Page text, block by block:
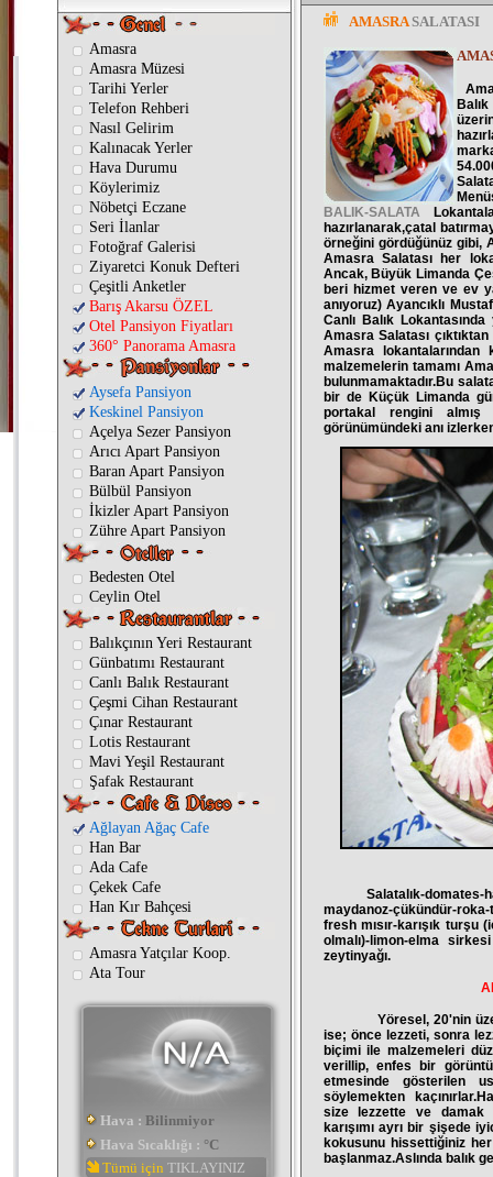
Amasra
Amasra Müzesi
Tarihi Yerler
Telefon Rehberi
Nasıl Gelirim
Kalınacak Yerler
Hava Durumu
Köylerimiz
Nöbetçi Eczane
Seri İlanlar
Fotoğraf Galerisi
Ziyaretci Konuk Defteri
Çeşitli Anketler
Barış Akarsu ÖZEL
Otel Pansiyon Fiyatları
360° Panorama Amasra
Aysefa Pansiyon
Keskinel Pansiyon
Açelya Sezer Pansiyon
Arıcı Apart Pansiyon
Baran Apart Pansiyon
Bülbül Pansiyon
İkizler Apart Pansiyon
Zühre Apart Pansiyon
Bedesten Otel
Ceylin Otel
Balıkçının Yeri Restaurant
Günbatımı Restaurant
Canlı Balık Restaurant
Çeşmi Cihan Restaurant
Çınar Restaurant
Lotis Restaurant
Mavi Yeşil Restaurant
Şafak Restaurant
Ağlayan Ağaç Cafe
Han Bar
Ada Cafe
Çekek Cafe
Han Kır Bahçesi
Amasra Yatçılar Koop.
Ata Tour
Hava : Bilinmiyor
Hava Sıcaklığı : °C
Tümü için TIKLAYINIZ
AMASRA SALATASI
BALIK-SALATA
hazırlanarak,çatal
örneğini gördüğünüz gibi,
Amasra Salatası her
Ancak, Büyük Limanda
beri hizmet veren ve ev
anıyoruz) Ayancıklı
Canlı Balık
Amasra Salatası
Amasra
malzemelerin tamamı
bulunmamaktadır.Bu
bir de Küçük Limanda
portakal rengini almış
görünümündeki anı
Salatalık-domates-
maydanoz-çükündür-
fresh mısır-karışık
olmalı)-limon-elma
zeytinyağı.
Yöresel, 20'nin
ise; önce lezzeti, sonra
biçimi ile malzemeleri
verillip, enfes bir
etmesinde gösterilen
söylemekten
size lezzette ve damak
karışımı ayrı bir şişede
kokusunu hissettiğiniz
başlanmaz.Aslında balık